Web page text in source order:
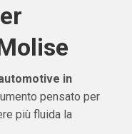
in
pensato per
più fluida la